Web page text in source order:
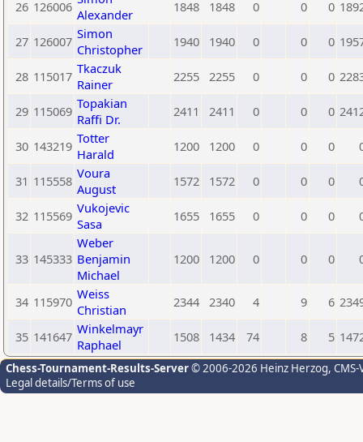
26 126006 Alexander
1848 1848 0 0 0
27 126007 Simon
Christopher
1940 1940 0 0 0
28 115017 Tkaczuk
Rainer
2255 2255 0 0 0
29 115069 Topakian
Raffi Dr.
2411 2411 0 0 0
30 143219 Totter
Harald
1200 1200 0 0 0
31 115558 Voura
August
1572 1572 0 0 0
32 115569 Vukojevic
Sasa
1655 1655 0 0 0
33 145333
Weber
Benjamin
Michael
1200 1200 0 0 0
34 115970 Weiss
Christian
2344 2340 4 9 6
35 141647 Winkelmayr
Raphael
1508 1434 74 8 5
Chess-Tournament-Results-Server© 2006-2026 Heinz Herzog,
Legal details/Terms of use